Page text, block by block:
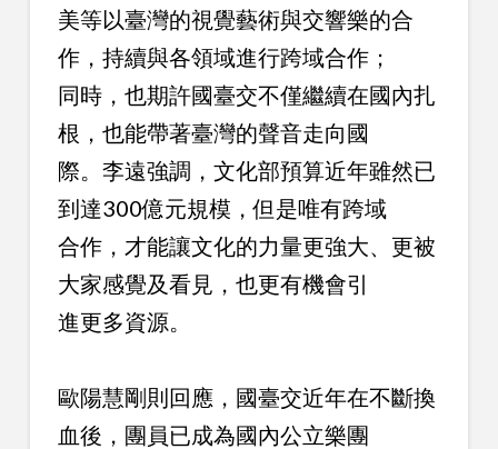
美等以臺灣的視覺藝術與交響樂的合
作，持續與各領域進行跨域合作；
同時，也期許國臺交不僅繼續在國內扎
根，也能帶著臺灣的聲音走向國
際。李遠強調，文化部預算近年雖然已
到達300億元規模，但是唯有跨域
合作，才能讓文化的力量更強大、更被
大家感覺及看見，也更有機會引
進更多資源。
歐陽慧剛則回應，國臺交近年在不斷換
血後，團員已成為國內公立樂團